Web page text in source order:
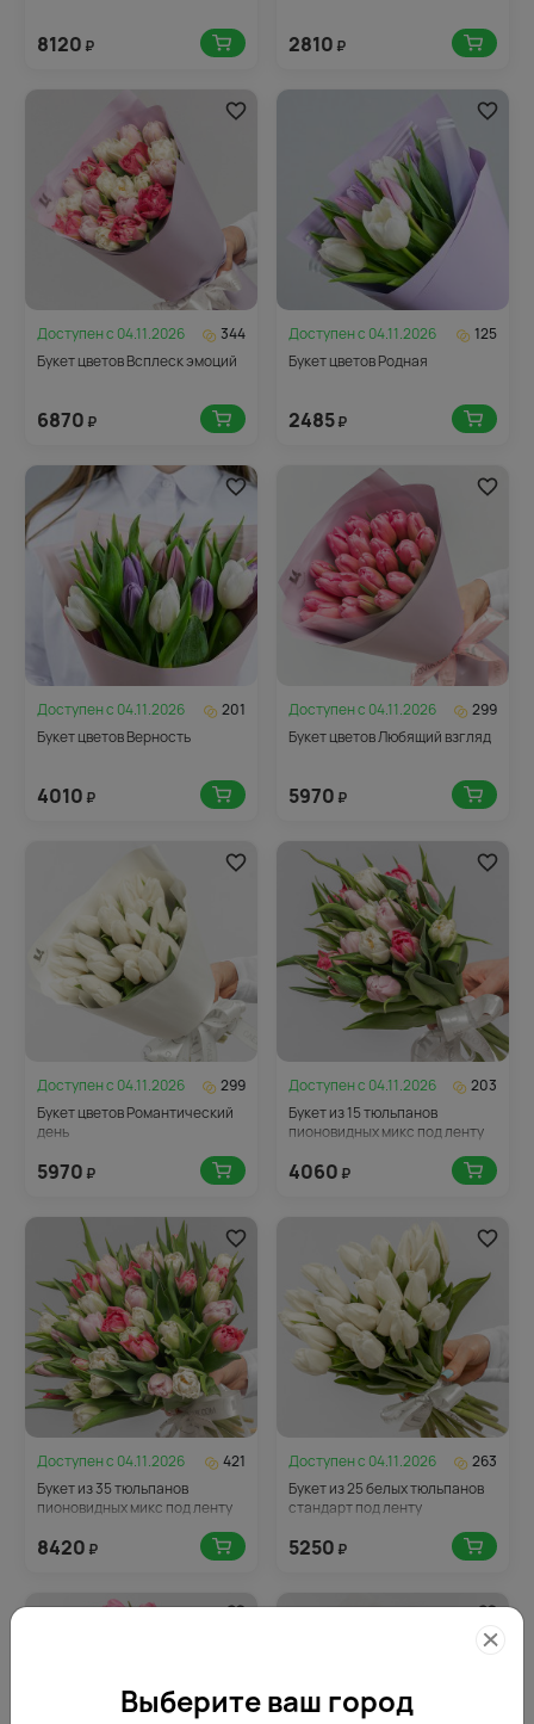
8120 ₽ 2810 ₽
Доступен с 04.11.2026
344
Букет цветов Всплеск эмоций
6870 ₽
Доступен с 04.11.2026
125
Букет цветов Родная
2485₽
Доступен с 04.11.2026
201
Букет цветов Верность
4010 ₽
Доступен с 04.11.2026
299
Букет цветов Любящий взгляд
5970 ₽
Доступен с 04.11.2026
299
Букет цветов Романтический
день
5970 ₽
Доступен с 04.11.2026
203
Букет из 15 тюльпанов
пионовидных микс под ленту
4060 ₽
Доступен с 04.11.2026
421
Букет из 35 тюльпанов
пионовидных микс под ленту
8420 ₽
Доступен с 04.11.2026
263
Букет из 25 белых тюльпанов
стандарт под ленту
5250 ₽
Выберите ваш город